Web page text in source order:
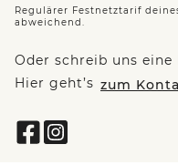
Regulärer Festnetztarif
abweichend.
Oder schreib uns eine
Hier geht’s zum